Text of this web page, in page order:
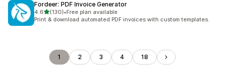
Fordeer: PDF Invoice Generator
4.6별 5개 중
(130)
총 리뷰 130개
•Free plan available
Print & download automated PDF invoices with custom templates.
1 2 3 4 18